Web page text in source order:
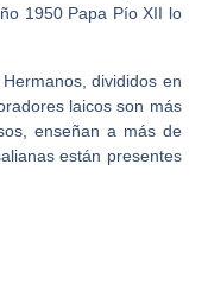
1950 Papa Pío XII lo
divididos en
laicos son más
enseñan a más de
están presentes